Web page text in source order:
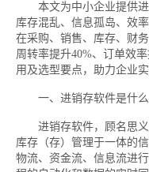
本文为中小企业提供进
库存混乱、信息孤岛、效
在采购、销售、库存、财
周转率提升40%、订单效
用及选型要点，助力企业
一、进销存软件是什么
进销存软件，顾名思义
库存（存）管理于一体的
物流、资金流、信息流进